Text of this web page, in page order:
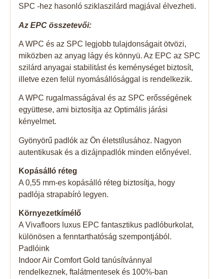
SPC -hez hasonló sziklaszilárd magjával élvezheti.
Az EPC összetevői:
A WPC és az SPC legjobb tulajdonságait ötvözi,
miközben az anyag lágy és könnyü. Az EPC az SPC
szilárd anyagai stabilitást és keménységet biztosít,
illetve ezen felül nyomásállósággal is rendelkezik.
A WPC rugalmasságával és az SPC erősségének
együttese, ami biztosítja az Optimális járási
kényelmet.
Gyönyörű padlók az Ön életstílusához. Nagyon
autentikusak és a dizájnpadlók minden előnyével.
Kopásálló réteg
A 0,55 mm-es kopásálló réteg biztosítja, hogy
padlója strapabíró legyen.
Környezetkímélő
A Vivafloors luxus EPC fantasztikus padlóburkolat,
különösen a fenntarthatóság szempontjából.
Padlóink
Indoor Air Comfort Gold tanúsítvánnyal
rendelkeznek, ftalátmentesek és 100%-ban